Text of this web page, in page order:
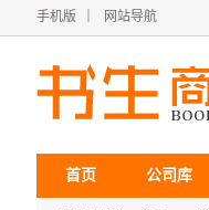
手机版 网站导航
首页 公司库